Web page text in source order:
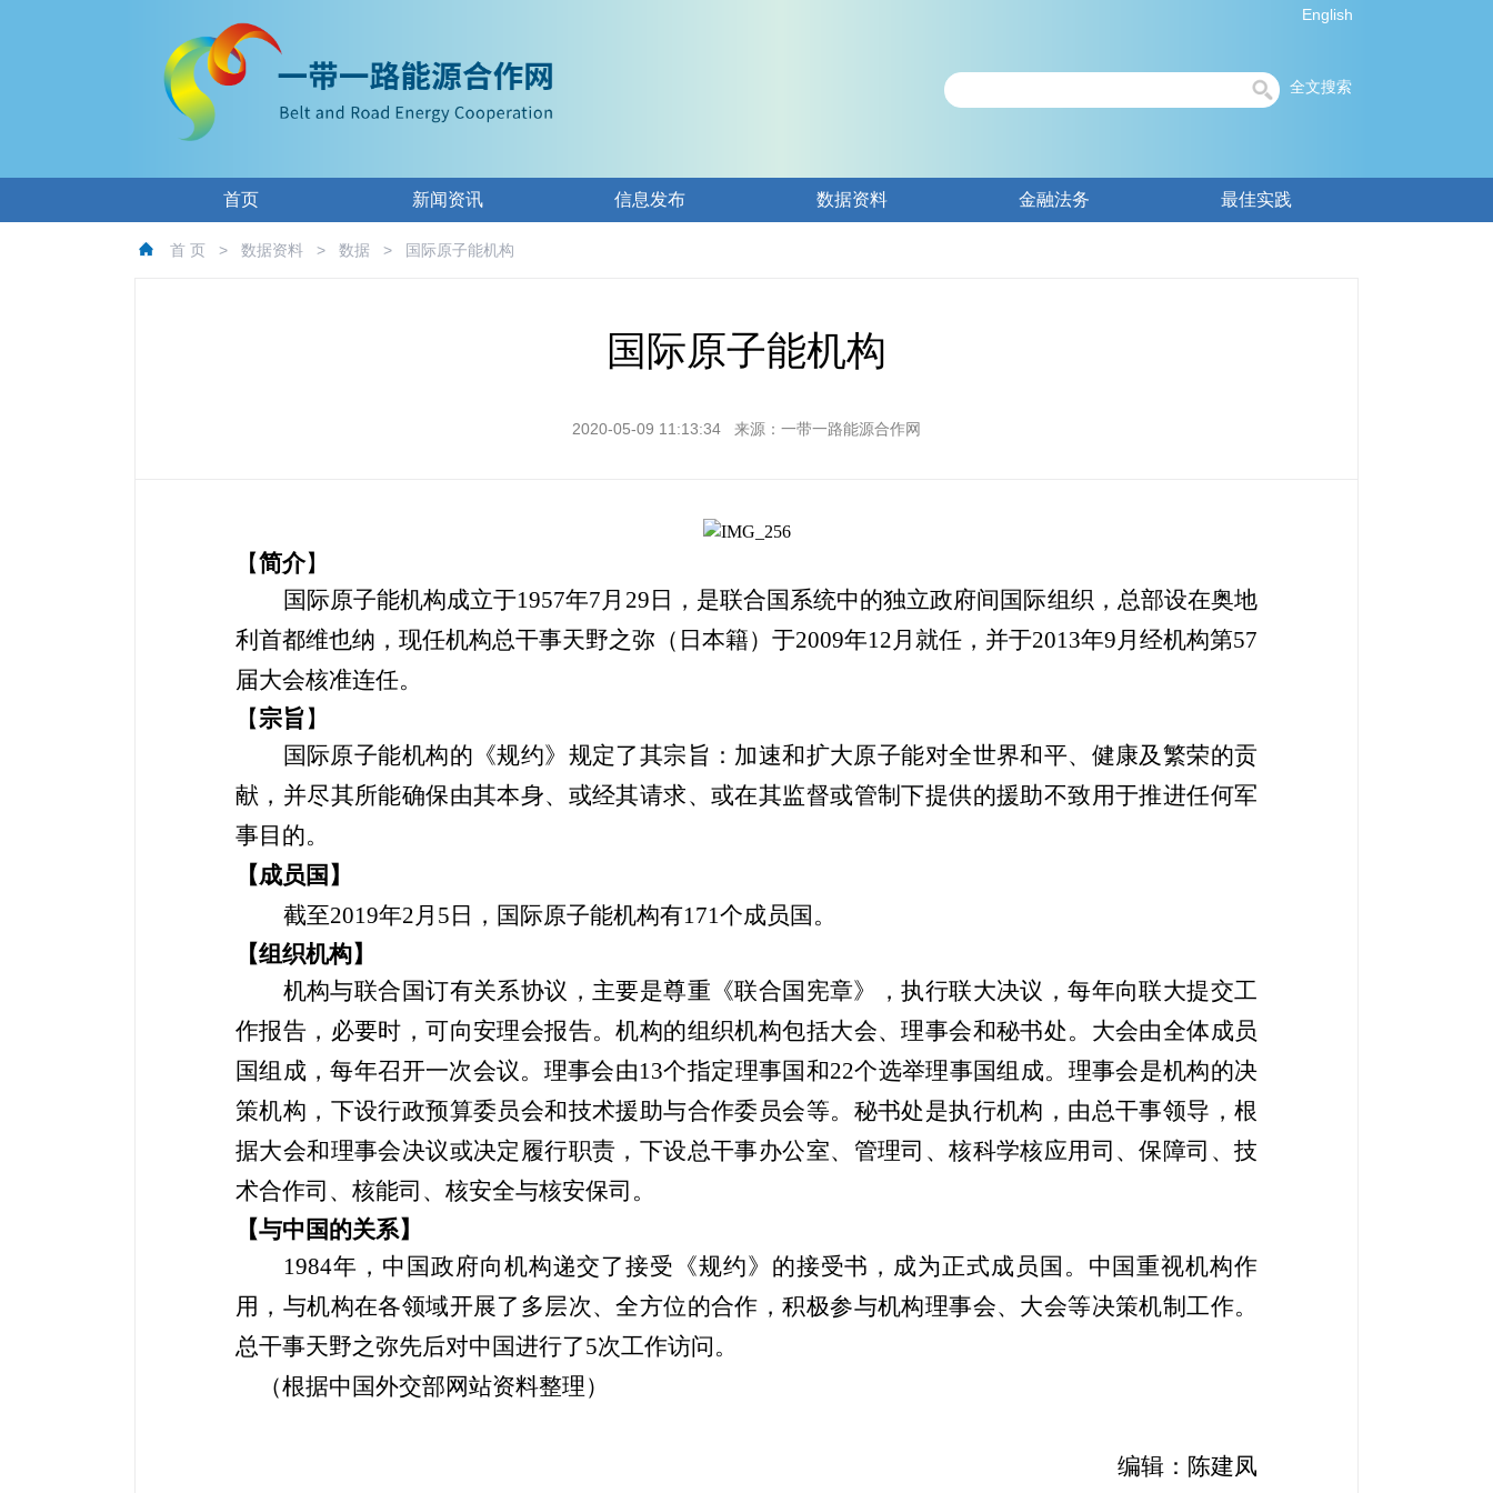
English
全文搜索
首页 新闻资讯 信息发布 数据资料 金融法务 最佳实践
首 页 > 数据资料 > 数据 > 国际原子能机构
国际原子能机构
2020-05-09 11:13:34 来源：一带一路能源合作网
【简介】
国际原子能机构成立于1957年7月 29 日，是联合国系统中的独立政府间国际组织，总部设在奥地
利首都维也纳，现任机构总干事天野之弥（日本籍）于2009年12月就任，并于2013年9月经机构第57
届大会核准连任。
【宗旨】
国际原子能机构的《规约》规定了其宗旨：加速和扩大原子能对全世界和平、健康及繁荣的贡
献，并尽其所能确保由其本身、或经其请求、或在其监督或管制下提供的援助不致用于推进任何军
事目的。
【成员国】
截至2019年2月 5 日，国际原子能机构有171个成员国。
【组织机构】
机构与联合国订有关系协议，主要是尊重《联合国宪章》，执行联大决议，每年向联大提交工
作报告，必要时，可向安理会报告。机构的组织机构包括大会、理事会和秘书处。大会由全体成员
国组成，每年召开一次会议。理事会由13个指定理事国和22个选举理事国组成。理事会是机构的决
策机构，下设行政预算委员会和技术援助与合作委员会等。秘书处是执行机构，由总干事领导，根
据大会和理事会决议或决定履行职责，下设总干事办公室、管理司、核科学核应用司、保障司、技
术合作司、核能司、核安全与核安保司。
【与中国的关系】
1984年，中国政府向机构递交了接受《规约》的接受书，成为正式成员国。中国重视机构作
用，与机构在各领域开展了多层次、全方位的合作，积极参与机构理事会、大会等决策机制工作。
总干事天野之弥先后对中国进行了5次工作访问。
（根据中国外交部网站资料整理）
编辑：陈建凤